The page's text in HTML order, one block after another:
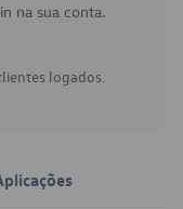
na sua conta.
logados.